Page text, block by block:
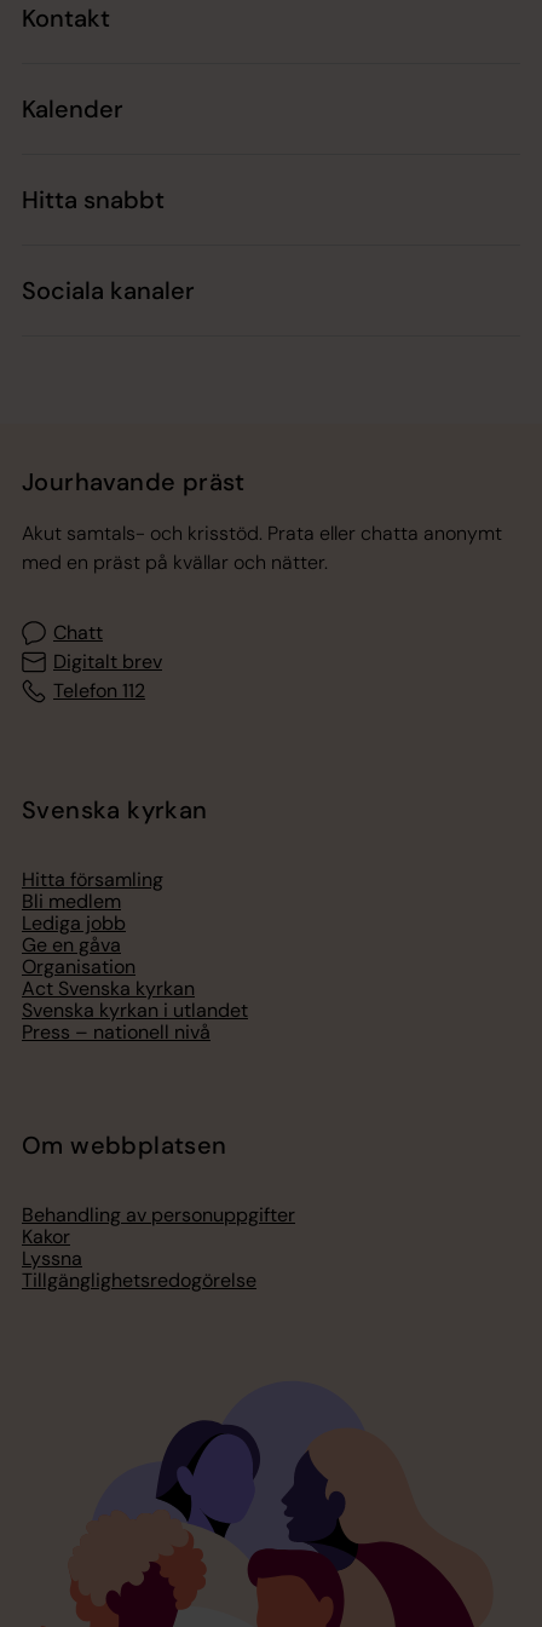
Kontakt
Kalender
Hitta snabbt
Sociala kanaler
Jourhavande präst
Akut samtals- och krisstöd. Prata eller chatta anonymt
med en präst på kvällar och nätter.
Chatt
Digitalt brev
Telefon 112
Svenska kyrkan
Hitta församling
Bli medlem
Lediga jobb
Ge en gåva
Organisation
Act Svenska kyrkan
Svenska kyrkan i utlandet
Press – nationell nivå
Om webbplatsen
Behandling av personuppgifter
Kakor
Lyssna
Tillgänglighetsredogörelse